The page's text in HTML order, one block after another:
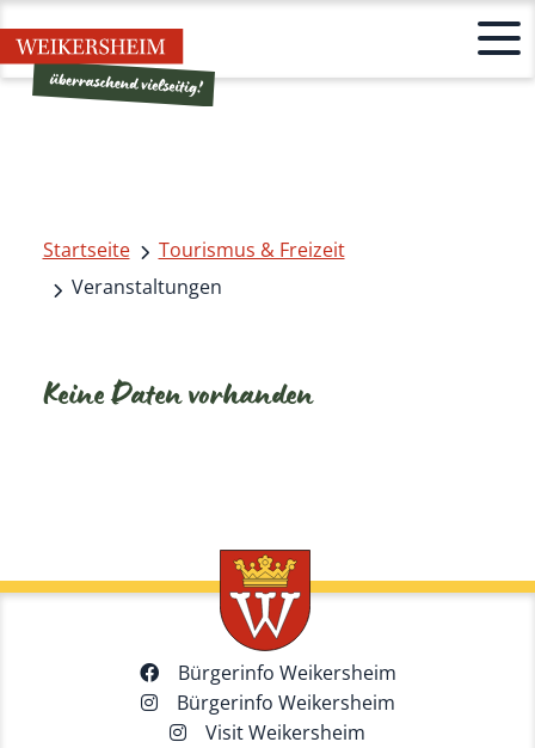
Startseite
Tourismus & Freizeit
Veranstaltungen
Keine Daten vorhanden
Bürgerinfo Weikersheim
Bürgerinfo Weikersheim
Visit Weikersheim